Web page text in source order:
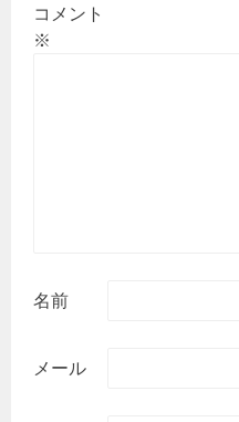
コメント
※
名前
メール